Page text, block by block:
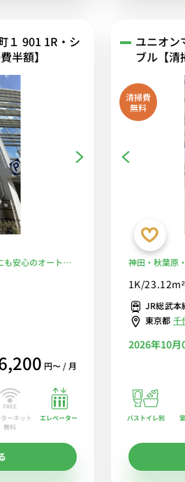
１ 901 1R・シ
半額】
安心のオートロ
円〜 / 月
ーネット
無料
エレベーター
ユニオン
ブル【清
清掃費
無料
神田・秋葉原
Fi格安レンタル
1K/23.12m²
JR総武
東京都 千
2026年10月
バストイレ別